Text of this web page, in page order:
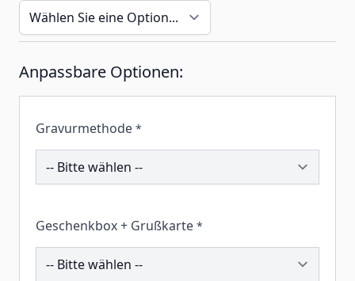
Anpassbare Optionen:
Gravurmethode *
203254
Geschenkbox + Grußkarte *
260197